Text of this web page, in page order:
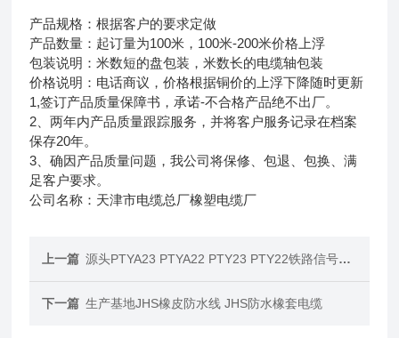
产品规格：根据客户的要求定做
产品数量：起订量为100米，100米-200米价格上浮
包装说明：米数短的盘包装，米数长的电缆轴包装
价格说明：电话商议，价格根据铜价的上浮下降随时更新
1,签订产品质量保障书，承诺-不合格产品绝不出厂。
2、两年内产品质量跟踪服务，并将客户服务记录在档案
保存20年。
3、确因产品质量问题，我公司将保修、包退、包换、满
足客户要求。
公司名称：天津市电缆总厂橡塑电缆厂
上一篇 源头PTYA23 PTYA22 PTY23 PTY22铁路信号电缆
下一篇 生产基地JHS橡皮防水线 JHS防水橡套电缆